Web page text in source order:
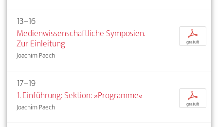
13–16
Medienwissenschaftliche Symposien.
Zur Einleitung
Joachim Paech
p
gratuit
17–19
1. Einführung: Sektion: »Programme«
Joachim Paech
p
gratuit